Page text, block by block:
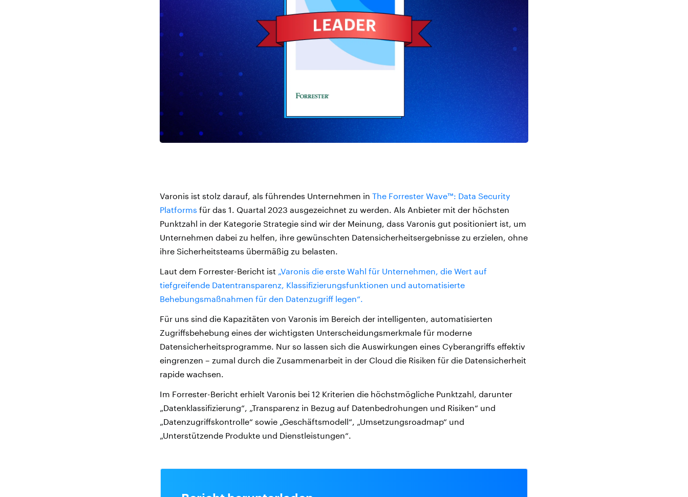
Varonis ist stolz darauf, als führendes Unternehmen in The Forrester Wave™: Data Security
Platforms für das 1. Quartal 2023 ausgezeichnet zu werden. Als Anbieter mit der höchsten
Punktzahl in der Kategorie Strategie sind wir der Meinung, dass Varonis gut positioniert ist, um
Unternehmen dabei zu helfen, ihre gewünschten Datensicherheitsergebnisse zu erzielen, ohne
ihre Sicherheitsteams übermäßig zu belasten.
Laut dem Forrester-Bericht ist „Varonis die erste Wahl für Unternehmen, die Wert auf
tiefgreifende Datentransparenz, Klassifizierungsfunktionen und automatisierte
Behebungsmaßnahmen für den Datenzugriff legen“.
Für uns sind die Kapazitäten von Varonis im Bereich der intelligenten, automatisierten
Zugriffsbehebung eines der wichtigsten Unterscheidungsmerkmale für moderne
Datensicherheitsprogramme. Nur so lassen sich die Auswirkungen eines Cyberangriffs effektiv
eingrenzen – zumal durch die Zusammenarbeit in der Cloud die Risiken für die Datensicherheit
rapide wachsen.
Im Forrester-Bericht erhielt Varonis bei 12 Kriterien die höchstmögliche Punktzahl, darunter
„Datenklassifizierung“, „Transparenz in Bezug auf Datenbedrohungen und Risiken“ und
„Datenzugriffskontrolle“ sowie „Geschäftsmodell“, „Umsetzungsroadmap“ und
„Unterstützende Produkte und Dienstleistungen“.